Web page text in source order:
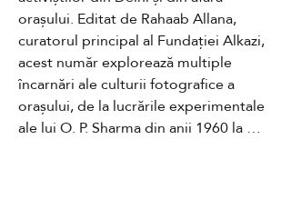
orașului. Editat de Rahaab Allana,
curatorul principal al Fundației Alkazi,
acest număr explorează multiple
încarnări ale culturii fotografice a
orașului, de la lucrările experimentale
ale lui O. P. Sharma din anii 1960 la